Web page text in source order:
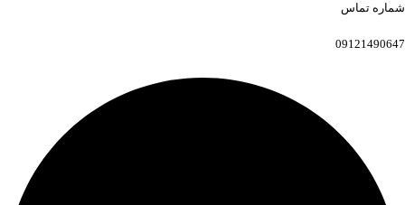
شماره تماس
09121490647